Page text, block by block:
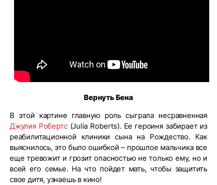
Вернуть Бена
В этой картине главную роль сыграла несравненная
Джулия Робертс(Julia Roberts). Ее героиня забирает из
реабилитационной клиники сына на Рождество. Как
выяснилось, это было ошибкой – прошлое мальчика все
еще тревожит и грозит опасностью не только ему, но и
всей его семье. На что пойдет мать, чтобы защитить
свое дитя, узнаешь в кино!